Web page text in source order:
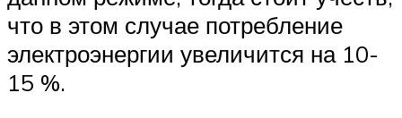
что в этом случае потребление
электроэнергии увеличится на 10-
15 %.